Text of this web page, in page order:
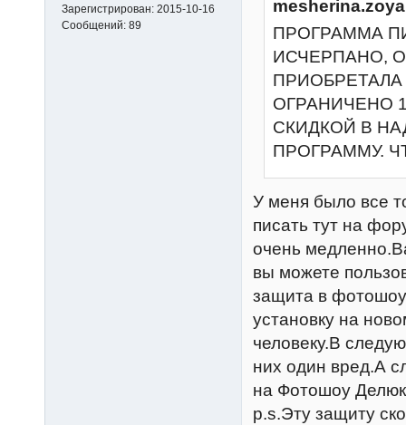
Зарегистрирован: 2015-10-16
Сообщений: 89
ПРОГРАММА
ИСЧЕРПАНО,
ПРИОБРЕТАЛА
ОГРАНИЧЕНО
СКИДКОЙ В
ПРОГРАММУ.
У меня было все
писать тут на
очень
вы можете
защита в
установку на
человеку.В
них один вред.А
на Фотошоу
p.s.Эту защиту